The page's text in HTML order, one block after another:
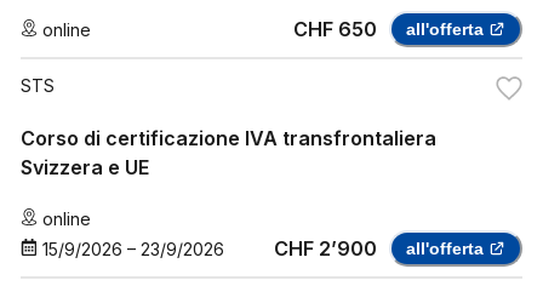
online CHF 650 all'offerta
STS
Corso di certificazione IVA transfrontaliera
Svizzera e UE
online
15/9/2026 – 23/9/2026 CHF 2’900 all'offerta